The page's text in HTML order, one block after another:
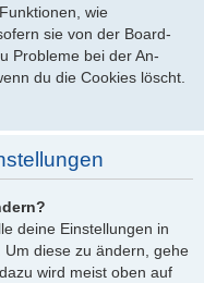
wie
sie von der Board-
Probleme bei der An-
du die Cookies löscht.
deine Einstellungen in
diese zu ändern, gehe
wird meist oben auf